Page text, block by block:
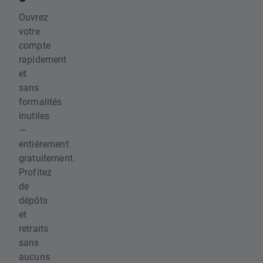
Ouvrez
votre
compte
rapidement
et
sans
formalités
inutiles
—
entièrement
gratuitement.
Profitez
de
dépôts
et
retraits
sans
aucuns